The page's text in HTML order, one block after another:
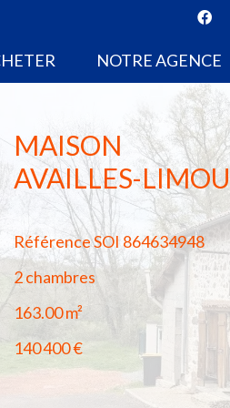
NOTRE AGENCE
MAISON
AVAILLES-
RéférenceSOI 864634948
2 chambres
163.00m²
140 400 €